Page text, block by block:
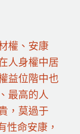
權、安康
人身權中居
益位階中也
最高的人
，莫過于
性命安康，